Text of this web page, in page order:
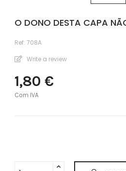
O DONO DESTA CAPA
Ref: 708A
Write a review
1,80 €
Com IVA